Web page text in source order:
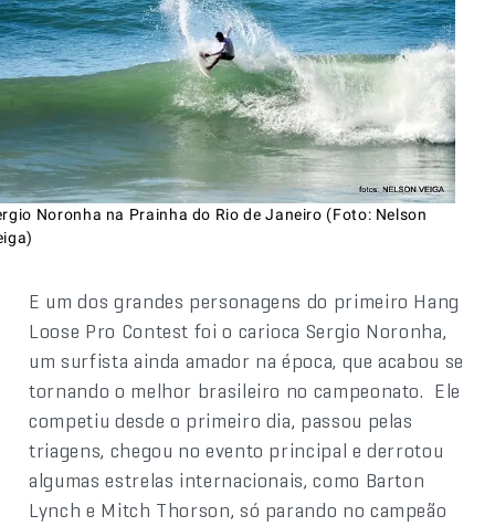
Noronha na Prainha do Rio de Janeiro (Foto: Nelson
E um dos grandes personagens do primeiro Hang
Loose Pro Contest foi o carioca Sergio Noronha,
um surfista ainda amador na época, que acabou se
tornando o melhor brasileiro no campeonato. Ele
competiu desde o primeiro dia, passou pelas
triagens, chegou no evento principal e derrotou
algumas estrelas internacionais, como Barton
Lynch e Mitch Thorson, só parando no campeão